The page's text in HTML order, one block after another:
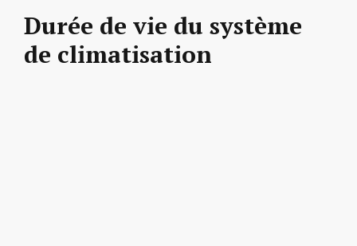
Durée de vie du système
de climatisation